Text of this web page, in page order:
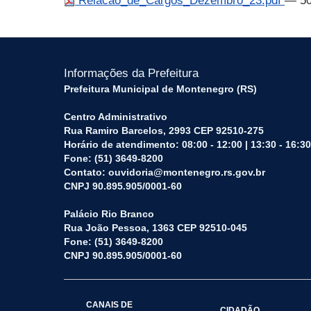
Informações da Prefeitura
Prefeitura Municipal de Montenegro (RS)
Centro Administrativo
Rua Ramiro Barcelos, 2993 CEP 92510-275
Horário de atendimento: 08:00 - 12:00 | 13:30 - 16:30
Fone: (51) 3649-8200
Contato: ouvidoria@montenegro.rs.gov.br
CNPJ 90.895.905/0001-60
Palácio Rio Branco
Rua João Pessoa, 1363 CEP 92510-045
Fone: (51) 3649-8200
CNPJ 90.895.905/0001-60
CANAIS DE